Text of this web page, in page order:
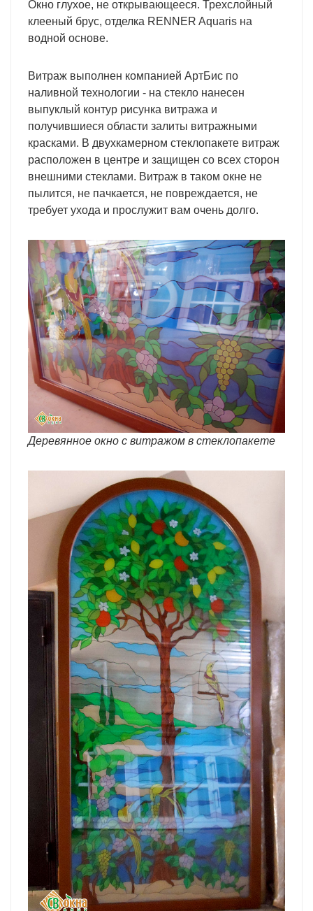
Окно глухое, не открывающееся. Трехслойный
клееный брус, отделка RENNER Aquaris на
водной основе.
Витраж выполнен компанией АртБис по
наливной технологии - на стекло нанесен
выпуклый контур рисунка витража и
получившиеся области залиты витражными
красками. В двухкамерном стеклопакете витраж
расположен в центре и защищен со всех сторон
внешними стеклами. Витраж в таком окне не
пылится, не пачкается, не повреждается, не
требует ухода и прослужит вам очень долго.
Деревянное окно с витражом в стеклопакете